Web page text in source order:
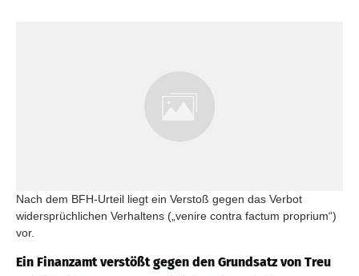
Nach dem BFH-Urteil liegt ein Verstoß gegen das Verbot
widersprüchlichen Verhaltens („venire contra factum proprium“)
vor.
Ein Finanzamt verstößt gegen den Grundsatz von Treu